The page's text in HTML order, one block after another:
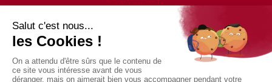
2026 - © Commune de Vianden - Tous droits réservés
Politique de confidentialité